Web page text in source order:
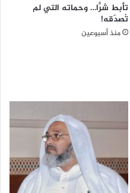
تأبط شرًّا… وحماته التي لم
تُصدّقه!
منذ أسبوعين